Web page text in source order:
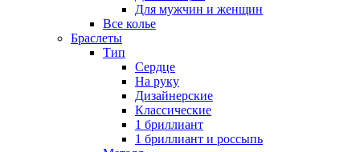
Для мужчин и женщин
Все колье
Браслеты
Тип
Сердце
На руку
Дизайнерские
Классические
1 бриллиант
1 бриллиант и россыпь